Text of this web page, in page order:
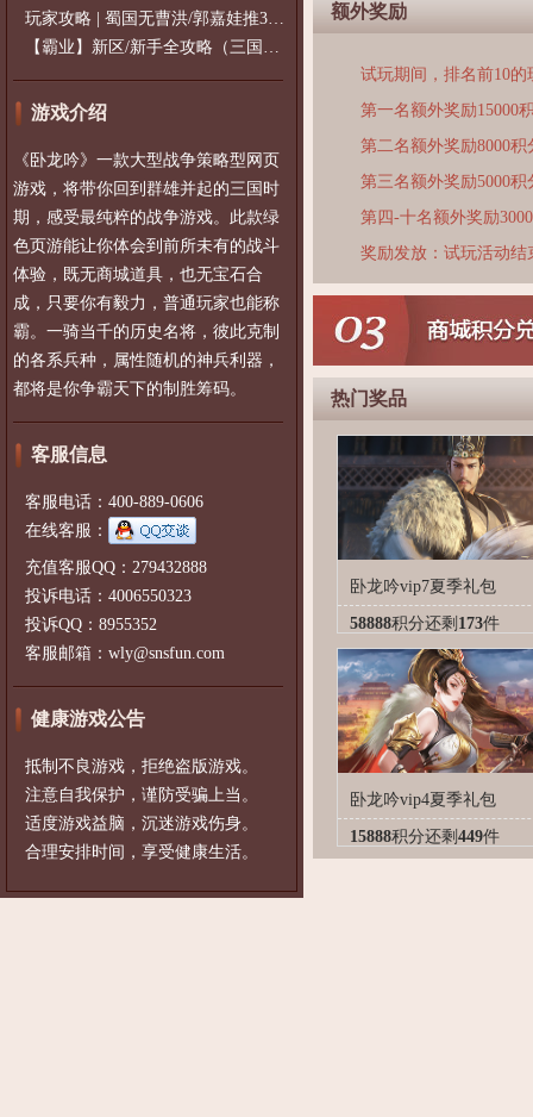
玩家攻略 | 蜀国无曹洪/郭嘉娃推375级，
【霸业】新区/新手全攻略（三国通用）2
游戏介绍
《卧龙吟》一款大型战争策略型网页
游戏，将带你回到群雄并起的三国时
期，感受最纯粹的战争游戏。此款绿
色页游能让你体会到前所未有的战斗
体验，既无商城道具，也无宝石合
成，只要你有毅力，普通玩家也能称
霸。一骑当千的历史名将，彼此克制
的各系兵种，属性随机的神兵利器，
都将是你争霸天下的制胜筹码。
客服信息
客服电话：400-889-0606
在线客服：
充值客服QQ：279432888
投诉电话：4006550323
投诉QQ：8955352
客服邮箱：wly@snsfun.com
健康游戏公告
抵制不良游戏，拒绝盗版游戏。
注意自我保护，谨防受骗上当。
适度游戏益脑，沉迷游戏伤身。
合理安排时间，享受健康生活。
额外奖励
试玩期间，排名前10
第一名额外奖励15000
第二名额外奖励8000积
第三名额外奖励5000积
第四-十名额外奖励
奖励发放：试玩活动
热门奖品
卧龙吟vip7夏季礼包
58888积分还剩 173件
卧龙吟vip4夏季礼包
15888积分还剩 449件